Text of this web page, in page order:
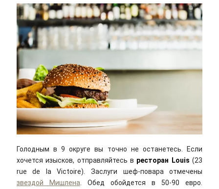
Голодным в 9 округе вы точно не останетесь. Если
хочется изысков, отправляйтесь в ресторан Louis (23
rue de la Victoire). Заслуги шеф-повара отмечены
звездой Мишлена. Обед обойдется в 50-90 евро.